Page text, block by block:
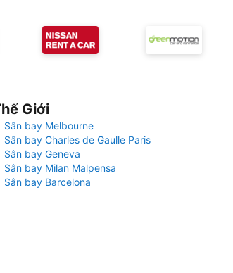
Giới
Sân bay Melbourne
Sân bay Charles de Gaulle Paris
Sân bay Geneva
Sân bay Milan Malpensa
Sân bay Barcelona